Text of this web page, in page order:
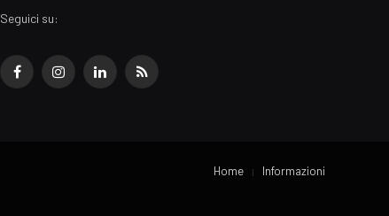
Seguici su:
FacebookInstagramLinkedInRSS
Home Informazioni